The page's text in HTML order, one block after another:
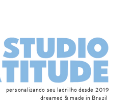
personalizando seu ladrilho desde 2019
dreamed & made in Brazil